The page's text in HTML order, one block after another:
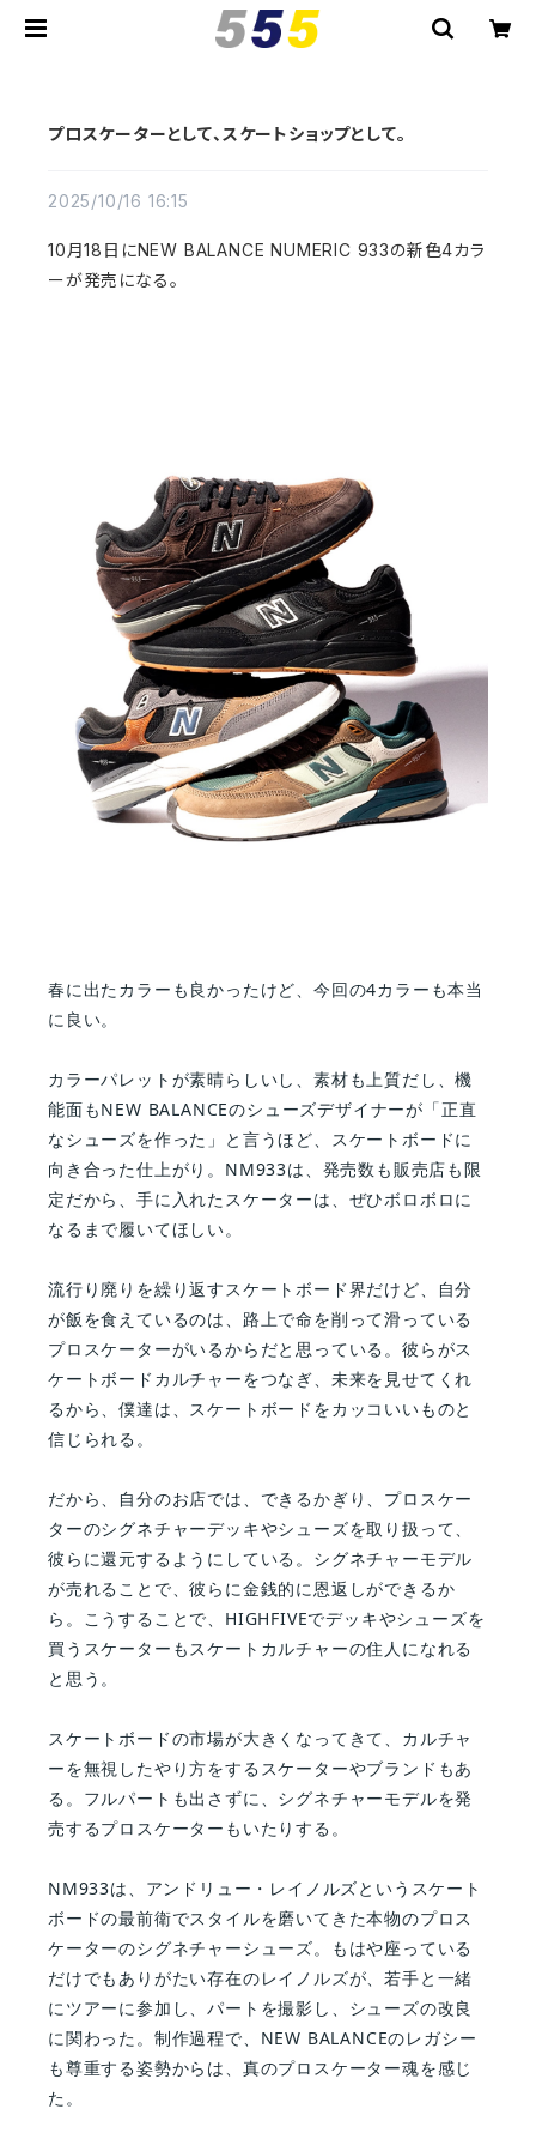
プロスケーターとして、スケートショップとして。
2025/10/16 16:15
10月18日にNEW BALANCE NUMERIC 933の新色4カラ
ーが発売になる。
春に出たカラーも良かったけど、今回の4カラーも本当
に良い。
カラーパレットが素晴らしいし、素材も上質だし、機
能面もNEW BALANCEのシューズデザイナーが「正直
なシューズを作った」と言うほど、スケートボードに
向き合った仕上がり。NM933は、発売数も販売店も限
定だから、手に入れたスケーターは、ぜひボロボロに
なるまで履いてほしい。
流行り廃りを繰り返すスケートボード界だけど、自分
が飯を食えているのは、路上で命を削って滑っている
プロスケーターがいるからだと思っている。彼らがス
ケートボードカルチャーをつなぎ、未来を見せてくれ
るから、僕達は、スケートボードをカッコいいものと
信じられる。
だから、自分のお店では、できるかぎり、プロスケー
ターのシグネチャーデッキやシューズを取り扱って、
彼らに還元するようにしている。シグネチャーモデル
が売れることで、彼らに金銭的に恩返しができるか
ら。こうすることで、HIGHFIVEでデッキやシューズを
買うスケーターもスケートカルチャーの住人になれる
と思う。
スケートボードの市場が大きくなってきて、カルチャ
ーを無視したやり方をするスケーターやブランドもあ
る。フルパートも出さずに、シグネチャーモデルを発
売するプロスケーターもいたりする。
NM933は、アンドリュー・レイノルズというスケート
ボードの最前衛でスタイルを磨いてきた本物のプロス
ケーターのシグネチャーシューズ。もはや座っている
だけでもありがたい存在のレイノルズが、若手と一緒
にツアーに参加し、パートを撮影し、シューズの改良
に関わった。制作過程で、NEW BALANCEのレガシー
も尊重する姿勢からは、真のプロスケーター魂を感じ
た。